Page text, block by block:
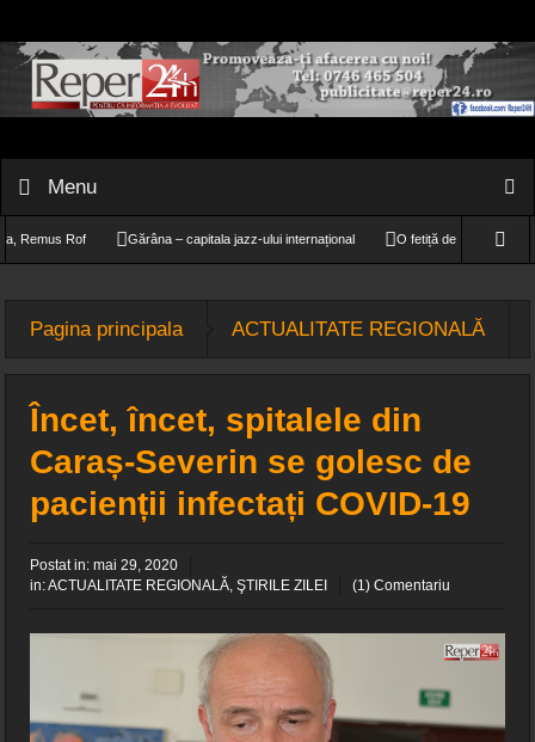
Menu
Rof Gărâna – capitala jazz-ului internațional O fetiță de doar 11 ani și-a
Pagina principala ACTUALITATE REGIONALĂ
Încet, încet, spitalele din
Caraș-Severin se golesc de
pacienții infectați COVID-19
Postat in:mai 29, 2020
in:ACTUALITATE REGIONALĂ,ŞTIRILE ZILEI (1) Comentariu